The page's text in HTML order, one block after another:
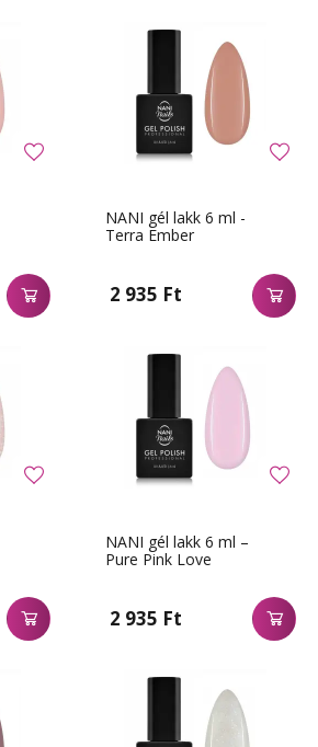
NANI gél lakk 6 ml -
Terra Ember
2 935 Ft
NANI gél lakk 6 ml –
Pure Pink Love
2 935 Ft